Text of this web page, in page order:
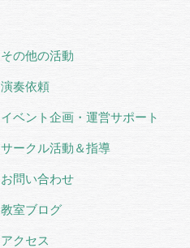
その他の活動
演奏依頼
イベント企画・運営サポート
サークル活動＆指導
お問い合わせ
教室ブログ
アクセス